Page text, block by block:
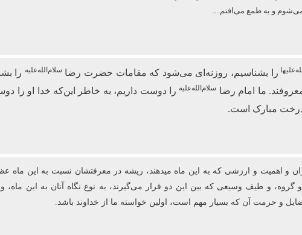
‏می‌شوم و به طمع می‌افتم....
را بشناسیم، روزنه‌ای می‌شود که مقامات حضرت رضا سلام‌الله‌علیه را
ما امام رضا سلام‌الله‌علیه را دوست داریم، به خاطر این‌که خدا او
مبارک است.
و اهمیت و ارزشی كه به این ماه می‏دهند، ریشه در معرفتشان نسبت به این ماه
دو گروه، و طیف وسیعی که بین این دو قرار می‌گیرند، به نوع نگاه آنان به این
و حرمت آن که بسیار مهم است، اولین خواسته ما از خداوند باشد.